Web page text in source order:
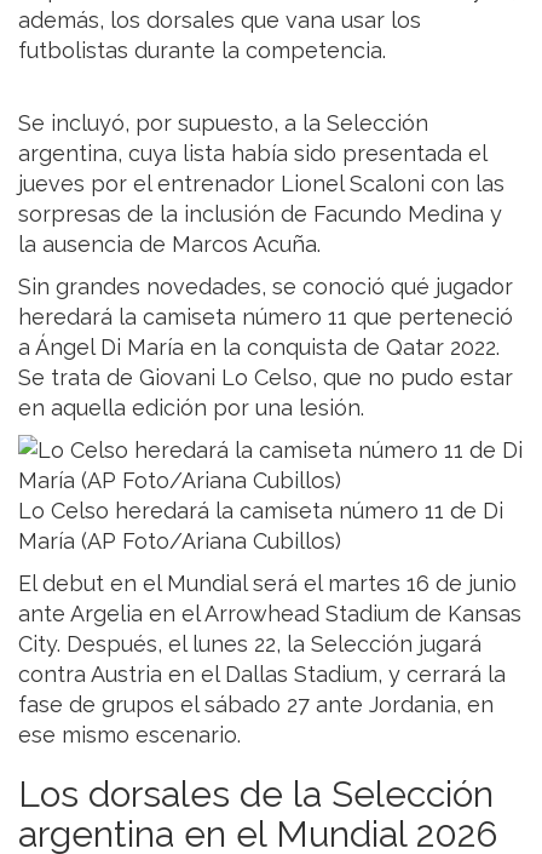
además, los dorsales que vana usar los
futbolistas durante la competencia.
Se incluyó, por supuesto, a la Selección
argentina, cuya lista había sido presentada el
jueves por el entrenador Lionel Scaloni con las
sorpresas de la inclusión de Facundo Medina y
la ausencia de Marcos Acuña.
Sin grandes novedades, se conoció qué jugador
heredará la camiseta número 11 que perteneció
a Ángel Di María en la conquista de Qatar 2022.
Se trata de Giovani Lo Celso, que no pudo estar
en aquella edición por una lesión.
Lo Celso heredará la camiseta número 11 de Di
María (AP Foto/Ariana Cubillos)
El debut en el Mundial será el martes 16 de junio
ante Argelia en el Arrowhead Stadium de Kansas
City. Después, el lunes 22, la Selección jugará
contra Austria en el Dallas Stadium, y cerrará la
fase de grupos el sábado 27 ante Jordania, en
ese mismo escenario.
Los dorsales de la Selección
argentina en el Mundial 2026